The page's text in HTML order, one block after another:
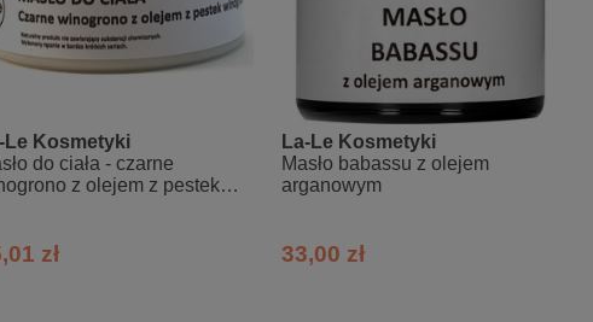
Le Kosmetyki
do ciała - czarne
z olejem z pestek
zł
La-Le Kosmetyki
Masło babassu z olejem
arganowym
33,00 zł